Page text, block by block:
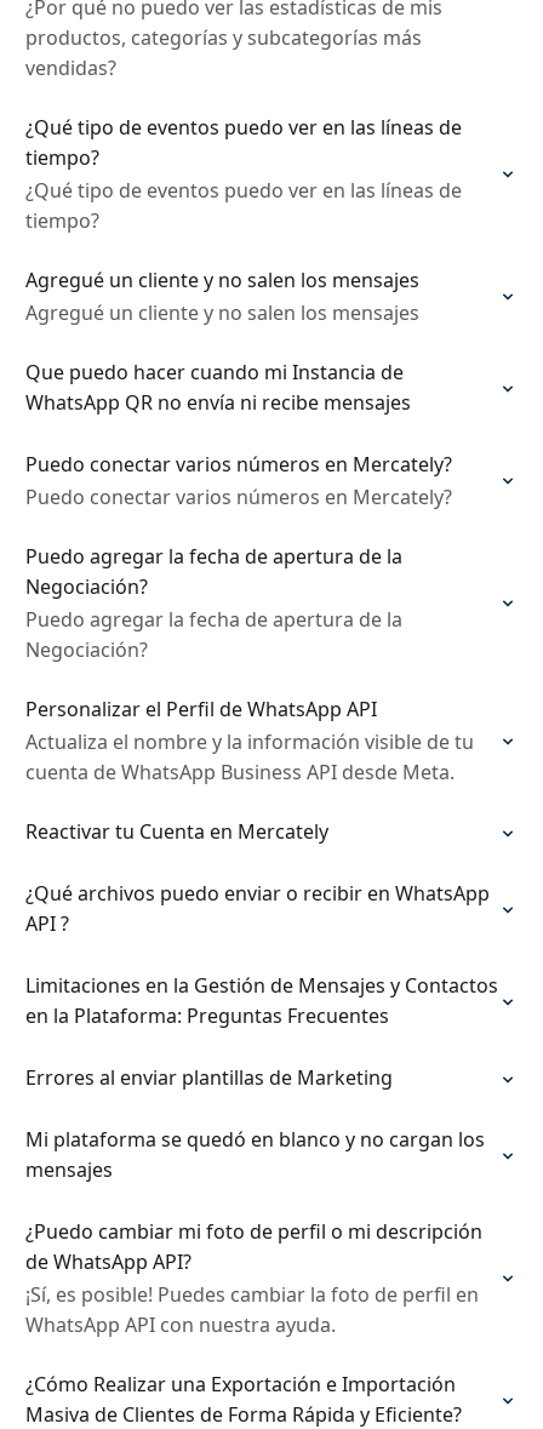
¿Por qué no puedo ver las estadísticas de mis
productos, categorías y subcategorías más
vendidas?
¿Qué tipo de eventos puedo ver en las líneas de
tiempo?
¿Qué tipo de eventos puedo ver en las líneas de
tiempo?
Agregué un cliente y no salen los mensajes
Agregué un cliente y no salen los mensajes
Que puedo hacer cuando mi Instancia de
WhatsApp QR no envía ni recibe mensajes
Puedo conectar varios números en Mercately?
Puedo conectar varios números en Mercately?
Puedo agregar la fecha de apertura de la
Negociación?
Puedo agregar la fecha de apertura de la
Negociación?
Personalizar el Perfil de WhatsApp API
Actualiza el nombre y la información visible de tu
cuenta de WhatsApp Business API desde Meta.
Reactivar tu Cuenta en Mercately
¿Qué archivos puedo enviar o recibir en WhatsApp
API ?
Limitaciones en la Gestión de Mensajes y Contactos
en la Plataforma: Preguntas Frecuentes
Errores al enviar plantillas de Marketing
Mi plataforma se quedó en blanco y no cargan los
mensajes
¿Puedo cambiar mi foto de perfil o mi descripción
de WhatsApp API?
¡Sí, es posible! Puedes cambiar la foto de perfil en
WhatsApp API con nuestra ayuda.
¿Cómo Realizar una Exportación e Importación
Masiva de Clientes de Forma Rápida y Eficiente?